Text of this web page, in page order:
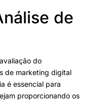
de
do
de marketing digital
é essencial para
proporcionando os